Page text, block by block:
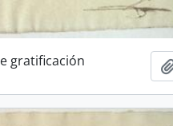
gratificación